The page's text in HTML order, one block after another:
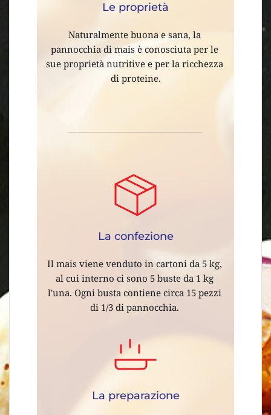
Le proprietà
Naturalmente buona e sana, la
pannocchia di mais è conosciuta per le
sue proprietà nutritive e per la ricchezza
di proteine.
La confezione
Il mais viene venduto in cartoni da 5 kg,
al cui interno ci sono 5 buste da 1 kg
l'una. Ogni busta contiene circa 15 pezzi
di 1/3 di pannocchia.
La preparazione